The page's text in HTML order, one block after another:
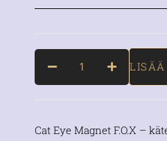
LISÄÄ
Cat Eye Magnet F.O.X –